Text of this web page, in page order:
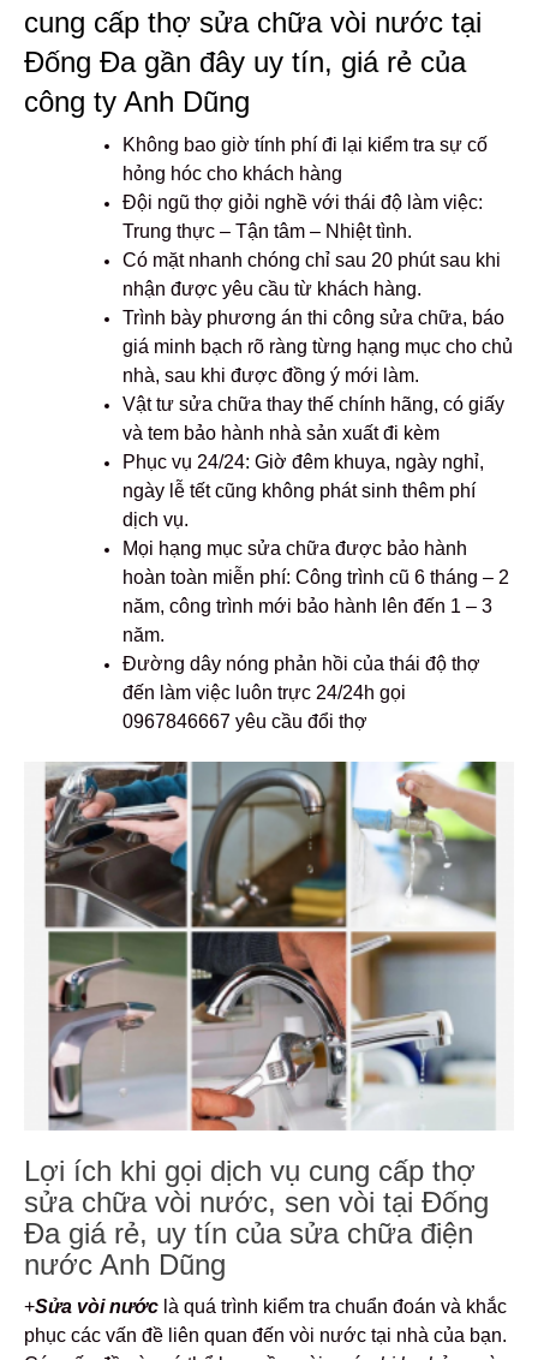
cung cấp thợ sửa chữa vòi nước tại
Đống Đa gần đây uy tín, giá rẻ của
công ty Anh Dũng
Không bao giờ tính phí đi lại kiểm tra sự cố
hỏng hóc cho khách hàng
Đội ngũ thợ giỏi nghề với thái độ làm việc:
Trung thực – Tận tâm – Nhiệt tình.
Có mặt nhanh chóng chỉ sau 20 phút sau khi
nhận được yêu cầu từ khách hàng.
Trình bày phương án thi công sửa chữa, báo
giá minh bạch rõ ràng từng hạng mục cho chủ
nhà, sau khi được đồng ý mới làm.
Vật tư sửa chữa thay thế chính hãng, có giấy
và tem bảo hành nhà sản xuất đi kèm
Phục vụ 24/24: Giờ đêm khuya, ngày nghỉ,
ngày lễ tết cũng không phát sinh thêm phí
dịch vụ.
Mọi hạng mục sửa chữa được bảo hành
hoàn toàn miễn phí: Công trình cũ 6 tháng – 2
năm, công trình mới bảo hành lên đến 1 – 3
năm.
Đường dây nóng phản hồi của thái độ thợ
đến làm việc luôn trực 24/24h gọi
0967846667 yêu cầu đổi thợ
Lợi ích khi gọi dịch vụ cung cấp thợ
sửa chữa vòi nước, sen vòi tại Đống
Đa giá rẻ, uy tín của sửa chữa điện
nước Anh Dũng
+Sửa vòi nước là quá trình kiểm tra chuẩn đoán và khắc
phục các vấn đề liên quan đến vòi nước tại nhà của bạn.